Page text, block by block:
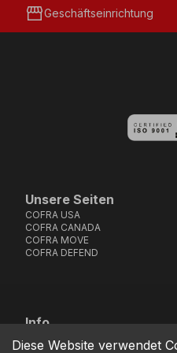
storefrontGeschäftseinrichtung
Unsere Seiten
COFRA USA
COFRA CANADA
COFRA MOVE
COFRA DEFEND
Info
Via dell’Euro 53-57-59,
76121 Barletta - BT -
Diese Website verwendet